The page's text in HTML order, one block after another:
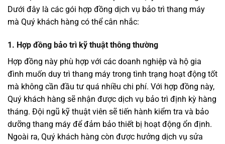
Dưới đây là các gói hợp đồng dịch vụ bảo trì thang máy
mà Quý khách hàng có thể cân nhắc:
1. Hợp đồng bảo trì kỹ thuật thông thường
Hợp đồng này phù hợp với các doanh nghiệp và hộ gia
đình muốn duy trì thang máy trong tình trạng hoạt động tốt
mà không cần đầu tư quá nhiều chi phí. Với hợp đồng này,
Quý khách hàng sẽ nhận được dịch vụ bảo trì định kỳ hàng
tháng. Đội ngũ kỹ thuật viên sẽ tiến hành kiểm tra và bảo
dưỡng thang máy để đảm bảo thiết bị hoạt động ổn định.
Ngoài ra, Quý khách hàng còn được hưởng dịch vụ sửa